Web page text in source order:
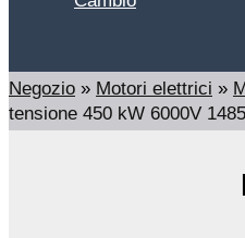
Negozio » Motori elettrici »
tensione 450 kW 6000V